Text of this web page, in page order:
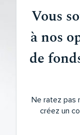
Vous
à nos
de
Ne ratez pas
créez un